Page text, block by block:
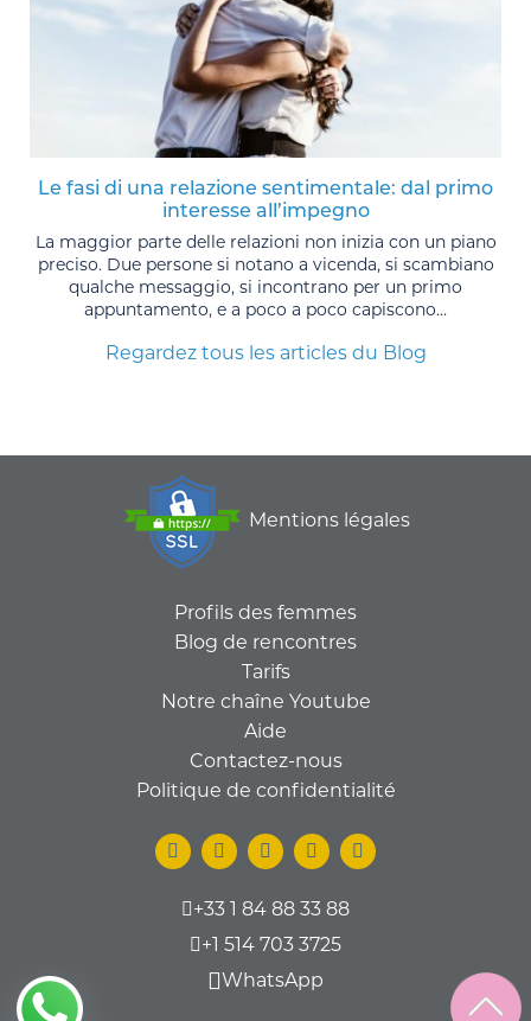
Le fasi di una relazione sentimentale: dal primo
interesse all’impegno
La maggior parte delle relazioni non inizia con un piano
preciso. Due persone si notano a vicenda, si scambiano
qualche messaggio, si incontrano per un primo
appuntamento, e a poco a poco capiscono...
Regardez tous les articles du Blog
Mentions légales
Profils des femmes
Blog de rencontres
Tarifs
Notre chaîne Youtube
Aide
Contactez-nous
Politique de confidentialité
+33 1 84 88 33 88
+1 514 703 3725
WhatsApp